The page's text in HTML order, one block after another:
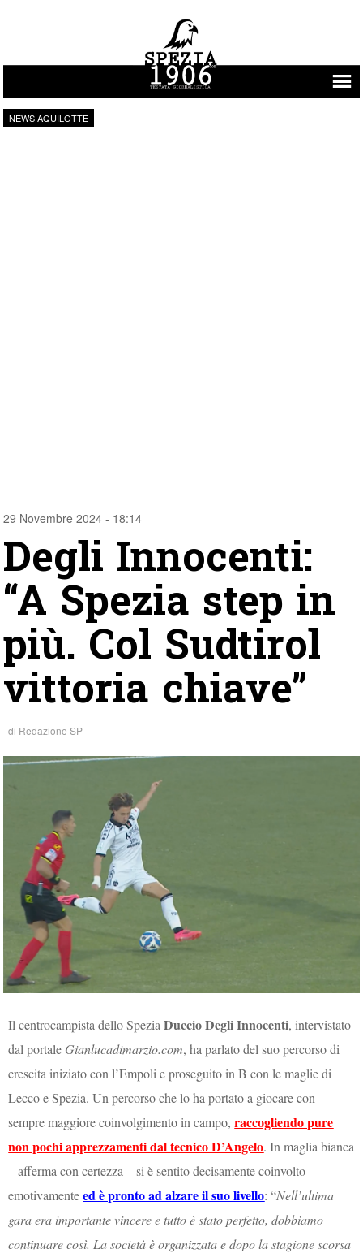
Vai al contenuto
NEWS AQUILOTTE
29 Novembre 2024 - 18:14
Degli Innocenti:
“A Spezia step in
più. Col Sudtirol
vittoria chiave”
di Redazione SP
Il centrocampista dello SpeziaDuccio Degli Innocenti, intervistato
dal portale Gianlucadimarzio.com, ha parlato del suo percorso di
crescita iniziato con l’Empoli e proseguito in B con le maglie di
Lecco e Spezia. Un percorso che lo ha portato a giocare con
sempre maggiore coinvolgimento in campo,raccogliendo pure
non pochi apprezzamenti dal tecnico D’Angelo. In maglia bianca
– afferma con certezza – si è sentito decisamente coinvolto
emotivamenteed è pronto ad alzare il suo livello: “Nell’ultima
gara era importante vincere e tutto è stato perfetto, dobbiamo
continuare così. La società è organizzata e dopo la stagione scorsa